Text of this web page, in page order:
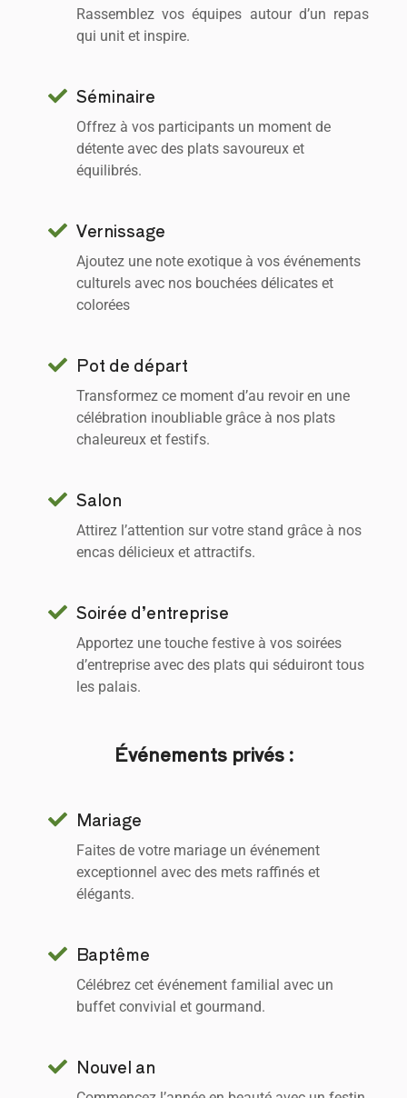
Rassemblez vos équipes autour d’un repas
qui unit et inspire.
Séminaire
Offrez à vos participants un moment de
détente avec des plats savoureux et
équilibrés.
Vernissage
Ajoutez une note exotique à vos événements
culturels avec nos bouchées délicates et
colorées
Pot de départ
Transformez ce moment d’au revoir en une
célébration inoubliable grâce à nos plats
chaleureux et festifs.
Salon
Attirez l’attention sur votre stand grâce à nos
encas délicieux et attractifs.
Soirée d’entreprise
Apportez une touche festive à vos soirées
d’entreprise avec des plats qui séduiront tous
les palais.
Événements privés :
Mariage
Faites de votre mariage un événement
exceptionnel avec des mets raffinés et
élégants.
Baptême
Célébrez cet événement familial avec un
buffet convivial et gourmand.
Nouvel an